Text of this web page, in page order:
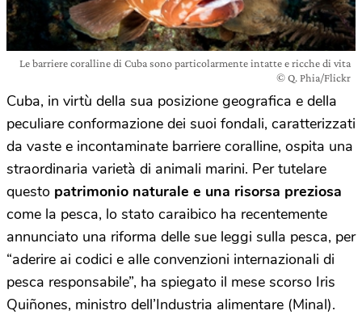
Le barriere coralline di Cuba sono particolarmente intatte e ricche di vita
© Q. Phia/Flickr
Cuba, in virtù della sua posizione geografica e della
peculiare conformazione dei suoi fondali, caratterizzati
da vaste e incontaminate barriere coralline, ospita una
straordinaria varietà di animali marini. Per tutelare
questo patrimonio naturale e una risorsa preziosa
come la pesca, lo stato caraibico ha recentemente
annunciato una riforma delle sue leggi sulla pesca, per
“aderire ai codici e alle convenzioni internazionali di
pesca responsabile”, ha spiegato il mese scorso Iris
Quiñones, ministro dell’Industria alimentare (Minal).